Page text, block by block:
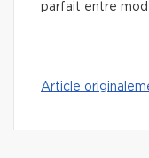
parfait entre
Article